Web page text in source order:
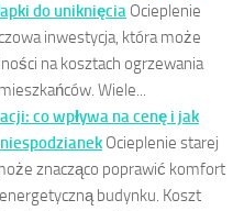
do uniknięcia Ocieplenie
inwestycja, która może
na kosztach ogrzewania
Wiele...
co wpływa na cenę i jak
Ocieplenie starej
znacząco poprawić komfort
budynku. Koszt